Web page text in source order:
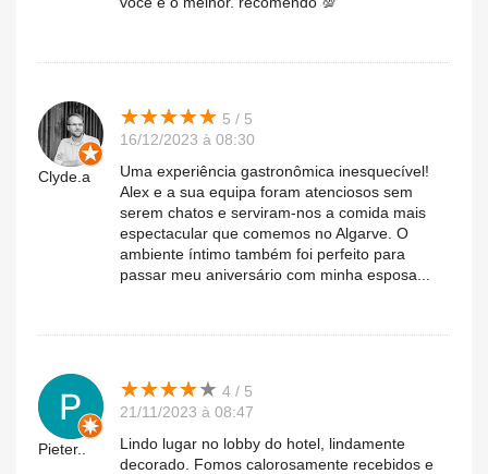
Clyde.a
★★★★★
★★★★★ 5 / 5
16/12/2023 à 08:30
Uma experiência gastronômica inesquecível!
Alex e a sua equipa foram atenciosos sem
serem chatos e serviram-nos a comida mais
espectacular que comemos no Algarve. O
ambiente íntimo também foi perfeito para
passar meu aniversário com minha esposa...
Pieter..
★★★★★
★★★★★ 4 / 5
21/11/2023 à 08:47
Lindo lugar no lobby do hotel, lindamente
decorado. Fomos calorosamente recebidos e